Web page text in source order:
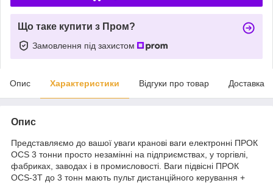
Що таке купити з Пром?
Замовлення під захистом
Опис Характеристики Відгуки про товар Доставка
Опис
Представляємо до вашої уваги кранові ваги електронні ПРОК
OCS 3 тонни просто незамінні на підприємствах, у торгівлі,
фабриках, заводах і в промисловості. Ваги підвісні ПРОК
OCS-3Т до 3 тонн мають пульт дистанційного керування +